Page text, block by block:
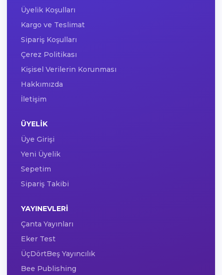
Üyelik Koşulları
Kargo ve Teslimat
Sipariş Koşulları
Çerez Politikası
Kişisel Verilerin Korunması
Hakkımızda
İletişim
ÜYELIK
Üye Girişi
Yeni Üyelik
Sepetim
Sipariş Takibi
YAYINEVLERI
Çanta Yayınları
Eker Test
ÜçDörtBeş Yayıncılık
Bee Publishing